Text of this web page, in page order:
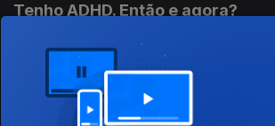
Tenho ADHD. Então e agora?
Neste episódio falamos sobre o ADHD ou
testemunho do Levi Galaio e a análise do
Filipe sobre os desafios e mitos desta